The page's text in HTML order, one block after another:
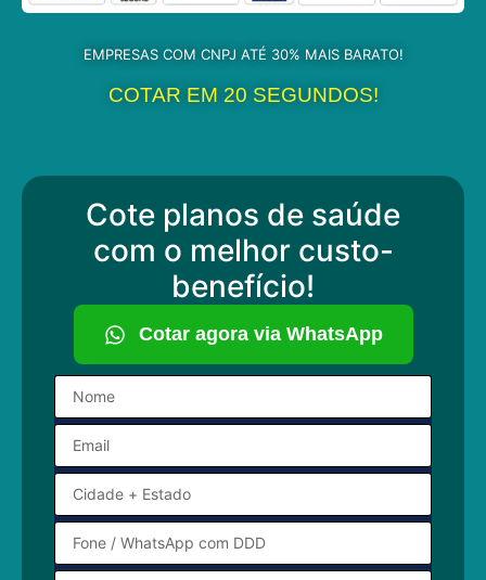
EMPRESAS COM CNPJ ATÉ 30% MAIS BARATO!
COTAR EM 20 SEGUNDOS!​
Cote planos de saúde
com o melhor custo-
benefício!
Cotar agora via WhatsApp